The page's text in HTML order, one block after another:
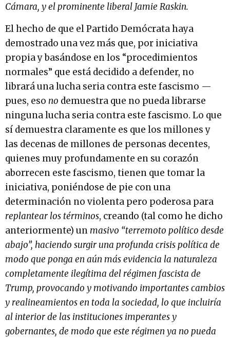
Cámara, y el prominente liberal Jamie Raskin.
El hecho de que el Partido Demócrata haya
demostrado una vez más que, por iniciativa
propia y basándose en los “procedimientos
normales” que está decidido a defender, no
librará una lucha seria contra este fascismo —
pues, eso no demuestra que no pueda librarse
ninguna lucha seria contra este fascismo. Lo que
sí demuestra claramente es que los millones y
las decenas de millones de personas decentes,
quienes muy profundamente en su corazón
aborrecen este fascismo, tienen que tomar la
iniciativa, poniéndose de pie con una
determinación no violenta pero poderosa para
replantear los términos, creando (tal como he dicho
anteriormente) un masivo “terremoto político desde
abajo”, haciendo surgir una profunda crisis política de
modo que ponga en aún más evidencia la naturaleza
completamente ilegítima del régimen fascista de
Trump, provocando y motivando importantes cambios
y realineamientos en toda la sociedad, lo que incluiría
al interior de las instituciones imperantes y
gobernantes, de modo que este régimen ya no pueda